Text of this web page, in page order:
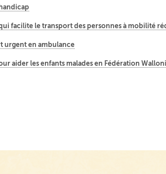
facilite le transport des personnes à mobilité
urgent en ambulance
aider les enfants malades en Fédération